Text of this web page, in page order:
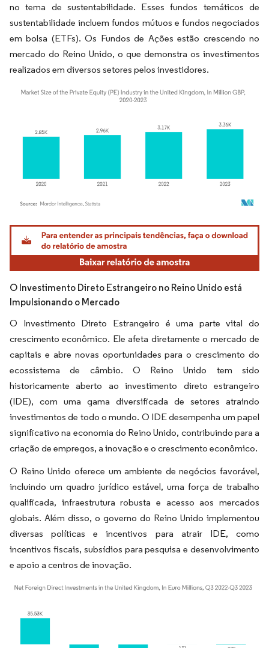
no tema de sustentabilidade. Esses fundos temáticos de
sustentabilidade incluem fundos mútuos e fundos negociados
em bolsa (ETFs). Os Fundos de Ações estão crescendo no
mercado do Reino Unido, o que demonstra os investimentos
realizados em diversos setores pelos investidores.
Imagem © Mordor Intelligence. O reuso requer atribuição conforme CC BY 4.0.
O Investimento Direto Estrangeiro no Reino Unido está
Impulsionando o Mercado
O Investimento Direto Estrangeiro é uma parte vital do
crescimento econômico. Ele afeta diretamente o mercado de
capitais e abre novas oportunidades para o crescimento do
ecossistema de câmbio. O Reino Unido tem sido
historicamente aberto ao investimento direto estrangeiro
(IDE), com uma gama diversificada de setores atraindo
investimentos de todo o mundo. O IDE desempenha um papel
significativo na economia do Reino Unido, contribuindo para a
criação de empregos, a inovação e o crescimento econômico.
O Reino Unido oferece um ambiente de negócios favorável,
incluindo um quadro jurídico estável, uma força de trabalho
qualificada, infraestrutura robusta e acesso aos mercados
globais. Além disso, o governo do Reino Unido implementou
diversas políticas e incentivos para atrair IDE, como
incentivos fiscais, subsídios para pesquisa e desenvolvimento
e apoio a centros de inovação.